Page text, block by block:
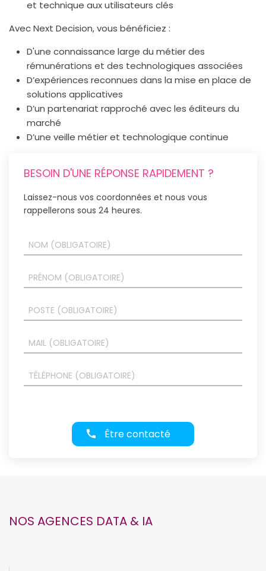
et technique aux utilisateurs clés
Avec Next Decision, vous bénéficiez :
D'une connaissance large du métier des
rémunérations et des technologiques associées
D’expériences reconnues dans la mise en place de
solutions applicatives
D’un partenariat rapproché avec les éditeurs du
marché
D’une veille métier et technologique continue
BESOIN D'UNE RÉPONSE RAPIDEMENT ?
Laissez-nous vos coordonnées et nous vous
rappellerons sous 24 heures.
Être contacté
NOS AGENCES DATA & IA